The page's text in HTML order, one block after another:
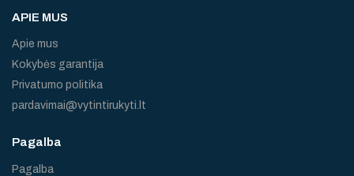
APIE MUS
Apie mus
Kokybės garantija
Privatumo politika
pardavimai@vytintirukyti.lt
Pagalba
Pagalba